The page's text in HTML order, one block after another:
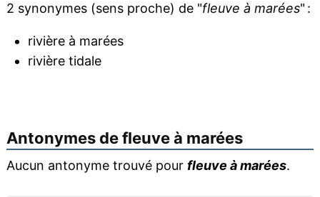
2 synonymes (sens proche) de "fleuve à marées" :
rivière à marées
rivière tidale
Antonymes defleuve à marées
Aucun antonyme trouvé pour fleuve à marées.